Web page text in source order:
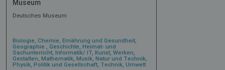
Museum
Deutsches Museum
Biologie, Chemie, Ernährung und Gesundheit,
Geographie , Geschichte, Heimat- und
Sachunterricht, Informatik/ IT, Kunst, Werken,
Gestalten, Mathematik, Musik, Natur und Technik,
Physik, Politik und Gesellschaft, Technik, Umwelt